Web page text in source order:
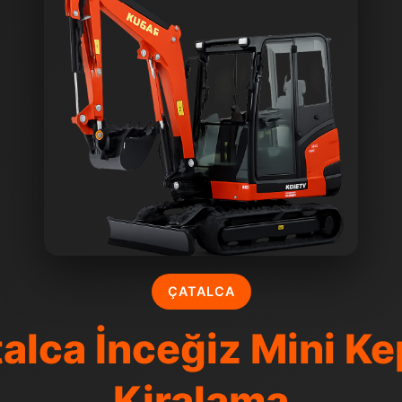
ÇATALCA
İnceğiz Mini